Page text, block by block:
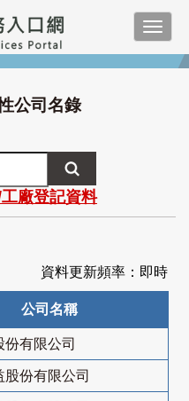
公司名錄
工廠登記資料
資料更新頻率：即時
公司名稱
份有限公司
股份有限公司